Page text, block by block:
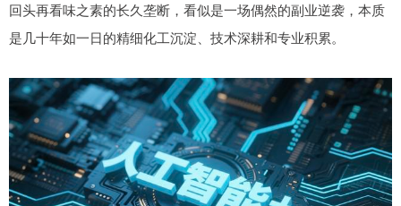
回头再看味之素的长久垄断，看似是一场偶然的副业逆袭，本质
是几十年如一日的精细化工沉淀、技术深耕和专业积累。